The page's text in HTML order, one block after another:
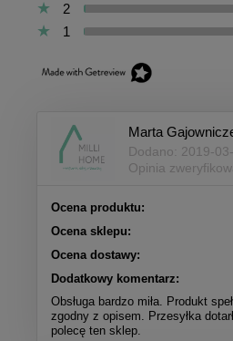
2
1
Marta
Dodano: 2019-
Opinia
Ocena produktu:
Ocena sklepu:
Ocena dostawy:
Dodatkowy komentarz:
Obsługa bardzo miła. Produkt
zgodny z opisem. Przesyłka
polecę ten sklep.